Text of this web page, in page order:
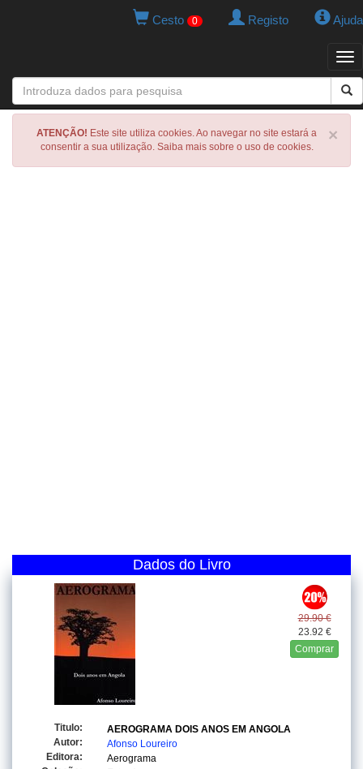
Cesto 0 Registo Ajuda
×
ATENÇÃO! Este site utiliza cookies. Ao navegar no site estará a
consentir a sua utilização. Saiba mais sobre o uso de cookies.
Dados do Livro
29.90 €
23.92 €
Comprar
Titulo:
AEROGRAMA DOIS ANOS EM ANGOLA
Autor:
Afonso Loureiro
Editora:
Aerograma